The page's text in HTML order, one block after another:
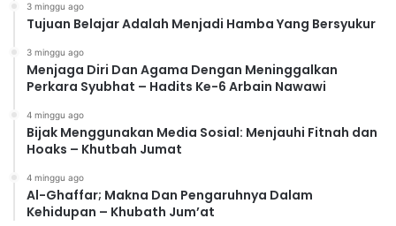
3 minggu ago
Tujuan Belajar Adalah Menjadi Hamba Yang Bersyukur
3 minggu ago
Menjaga Diri Dan Agama Dengan Meninggalkan
Perkara Syubhat – Hadits Ke-6 Arbain Nawawi
4 minggu ago
Bijak Menggunakan Media Sosial: Menjauhi Fitnah dan
Hoaks – Khutbah Jumat
4 minggu ago
Al-Ghaffar; Makna Dan Pengaruhnya Dalam
Kehidupan – Khubath Jum’at